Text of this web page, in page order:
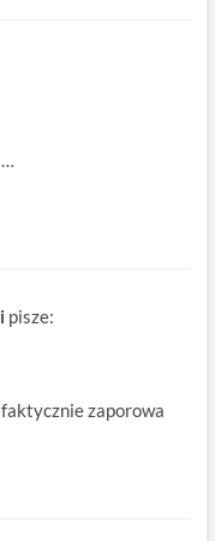
…
pisze:
zaporowa